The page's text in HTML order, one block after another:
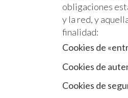
obligaciones
y la red, y
finalidad:
Cookies de
Cookies de
Cookies de